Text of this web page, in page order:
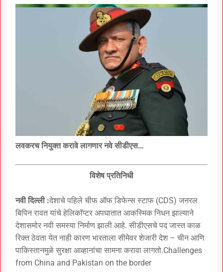
लवकरच नियुक्त करावे लागणार नवे सीडीएस…
विशेष प्रतिनिधी
नवी दिल्ली :देशाचे पहिले चीफ ऑफ डिफेन्स स्टाफ (CDS) जनरल
बिपिन रावत यांचे हेलिकॉप्टर अपघातात आकस्मिक निधन झाल्याने
देशासमोर नवी समस्या निर्माण झाली आहे. सीडीएसचे पद जास्त काळ
रिक्त ठेवता येत नाही कारण भारताला सीमेवर शेजारी देश – चीन आणि
पाकिस्तानमुळे सुरक्षा आव्हानांचा सामना करावा लागतो.Challenges
from China and Pakistan on the border